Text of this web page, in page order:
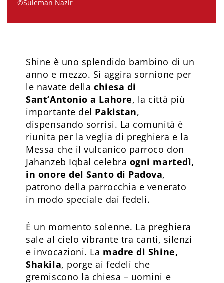
©Suleman Nazir
Shine è uno splendido bambino di un
anno e mezzo. Si aggira sornione per
le navate della chiesa di
Sant’Antonio a Lahore, la città più
importante del Pakistan,
dispensando sorrisi. La comunità è
riunita per la veglia di preghiera e la
Messa che il vulcanico parroco don
Jahanzeb Iqbal celebra ogni martedì,
in onore del Santo di Padova,
patrono della parrocchia e venerato
in modo speciale dai fedeli.
È un momento solenne. La preghiera
sale al cielo vibrante tra canti, silenzi
e invocazioni. La madre di Shine,
Shakila, porge ai fedeli che
gremiscono la chiesa – uomini e